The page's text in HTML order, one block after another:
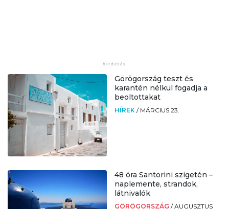
Görögország teszt és
karantén nélkül fogadja a
beoltottakat
HÍREK / MÁRCIUS 23.
48 óra Santorini szigetén –
naplemente, strandok,
látnivalók
GÖRÖGORSZÁG /AUGUSZTUS